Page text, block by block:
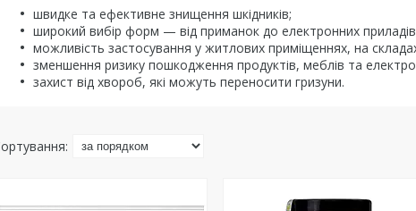
швидке та ефективне знищення шкідників;
широкий вибір форм — від приманок до електронних
можливість застосування у житлових приміщеннях, на
зменшення ризику пошкодження продуктів, меблів та
захист від хвороб, які можуть переносити гризуни.